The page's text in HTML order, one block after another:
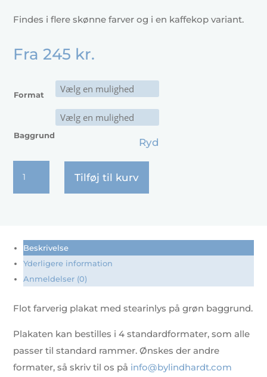
Findes i flere skønne farver og i en kaffekop variant.
Fra245 kr.
Format
Baggrund
Ryd
Tilføj til kurv
Beskrivelse
Yderligere information
Anmeldelser (0)
Flot farverig plakat med stearinlys på grøn baggrund.
Plakaten kan bestilles i 4 standardformater, som alle
passer til standard rammer. Ønskes der andre
formater, så skriv til os på info@bylindhardt.com